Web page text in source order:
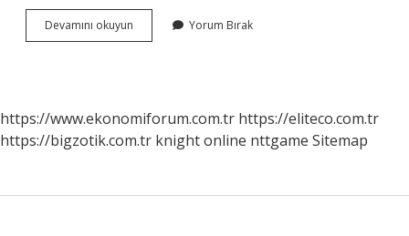
Devamını okuyun
Doğu
Yorum Bırak
https://www.ekonomiforum.com.tr https://eliteco.com.tr
https://bigzotik.com.tr knight online nttgame Sitemap